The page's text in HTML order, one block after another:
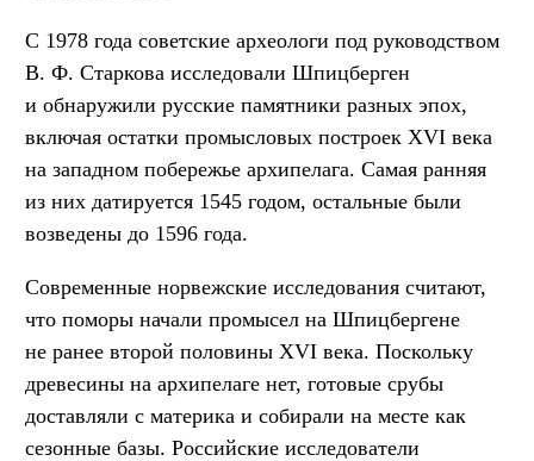
С 1978 года советские археологи под руководством
В. Ф. Старкова исследовали Шпицберген
и обнаружили русские памятники разных эпох,
включая остатки промысловых построек XVI века
на западном побережье архипелага. Самая ранняя
из них датируется 1545 годом, остальные были
возведены до 1596 года.
Современные норвежские исследования считают,
что поморы начали промысел на Шпицбергене
не ранее второй половины XVI века. Поскольку
древесины на архипелаге нет, готовые срубы
доставляли с материка и собирали на месте как
сезонные базы. Российские исследователи